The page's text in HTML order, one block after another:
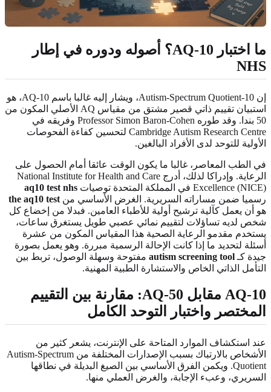
ما اختبار AQ-10؟ أصوله ودوره في إطار
NHS
إن Autism-Spectrum Quotient-10، ويشار إليه غالبا باسم AQ-10، هو
استبيان تقييم ذاتي قصير مشتق من مقياس AQ الأصلي المكون من
50 بندا. وقد طوره Professor Simon Baron-Cohen وفريقه في
Cambridge Autism Research Centre لتحسين كفاءة الفحوصات
الأولية للتوحد لدى الأفراد البالغين.
في الطب المعاصر، غالبا ما يكون الوقت عائقا أمام الحصول على
الرعاية. وإدراكا لذلك، أدرج National Institute for Health and Care
Excellence (NICE) في المملكة المتحدة توصيات
aq10 test nhs
رسميا ضمن مساراته السريرية. الغرض الأساسي من the aq10 test
هو أن يعمل كآلية ترشيح أولية للأطباء العامين. فبدلا من إخضاع كل
شخص لديه تساؤلات لتقييم نمائي عصبي طويل يستغرق ساعات،
يستخدم مقدمو الرعاية الصحية هذا المقياس المكون من عشرة
أسئلة لتحديد ما إذا كانت الإحالة الرسمية مبررة. وهو يعمل بصورة
جيدة كـ autism screening tool مفتوحة وسهلة الوصول، تربط بين
التأمل الذاتي الخاص والاستشارة الطبية المهنية.
AQ-10 مقابل AQ-50: مقارنة بين التقييم
المختصر واختبار التوحد الكامل
عند استكشاف الموارد المتاحة على الإنترنت، يشعر كثير من
الأشخاص بالارتباك بسبب الإصدارات المختلفة من Autism-Spectrum
Quotient. ويكمن الفرق الأساسي بين الصيغ البديلة في نطاقها
السريري، وعبء الإجابة، والغرض العملي منها.